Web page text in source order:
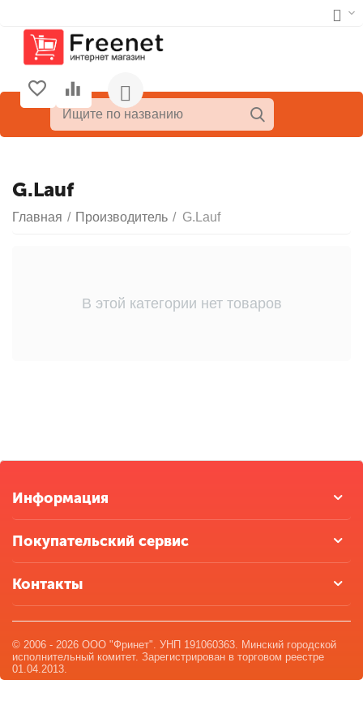
G.Lauf
Главная / Производитель / G.Lauf
В этой категории нет товаров
Информация
Покупательский сервис
Контакты
© 2006 - 2026 ООО "Фринет". УНП 191060363. Минский городской
исполнительный комитет. Зарегистрирован в торговом реестре
01.04.2013.